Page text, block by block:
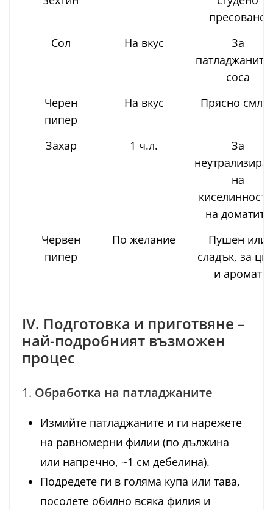
пресовано
Сол
На вкус
За
патладжаните
соса
Черен
пипер
На вкус Прясно
Захар 1 ч.л.
За
на
на доматите
Червен
пипер
По желание
Пушен или
сладък, за
и аромат
IV. Подготовка и приготвяне –
най-подробният възможен
процес
1. Обработка на патладжаните
Измийте патладжаните и ги нарежете
на равномерни филии (по дължина
или напречно, ~1 см дебелина).
Подредете ги в голяма купа или тава,
посолете обилно всяка филия и